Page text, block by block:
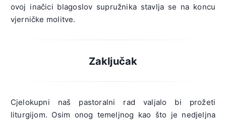
ovoj inačici blagoslov supružnika stavlja se na koncu
vjerničke molitve.
Zaključak
Cjelokupni naš pastoralni rad valjalo bi prožeti
liturgijom. Osim onog temeljnog kao što je nedjeljna